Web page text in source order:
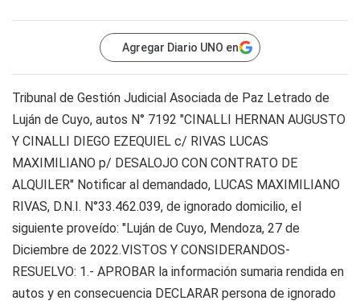
Agregar Diario UNO en
Tribunal de Gestión Judicial Asociada de Paz Letrado de
Luján de Cuyo, autos N° 7192 "CINALLI HERNAN AUGUSTO
Y CINALLI DIEGO EZEQUIEL c/ RIVAS LUCAS
MAXIMILIANO p/ DESALOJO CON CONTRATO DE
ALQUILER" Notificar al demandado, LUCAS MAXIMILIANO
RIVAS, D.N.I. N°33.462.039, de ignorado domicilio, el
siguiente proveído: "Luján de Cuyo, Mendoza, 27 de
Diciembre de 2022.VISTOS Y CONSIDERANDOS-
RESUELVO: 1.- APROBAR la información sumaria rendida en
autos y en consecuencia DECLARAR persona de ignorado